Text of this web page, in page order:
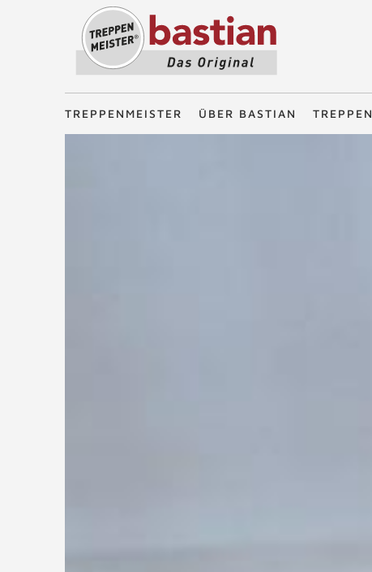
Treppenmeister - Das Original
TREPPENMEISTER ÜBER BASTIAN TREPPEN